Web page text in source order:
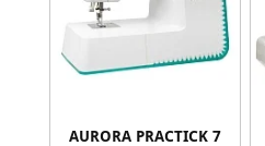
AURORA PRACTICK 7